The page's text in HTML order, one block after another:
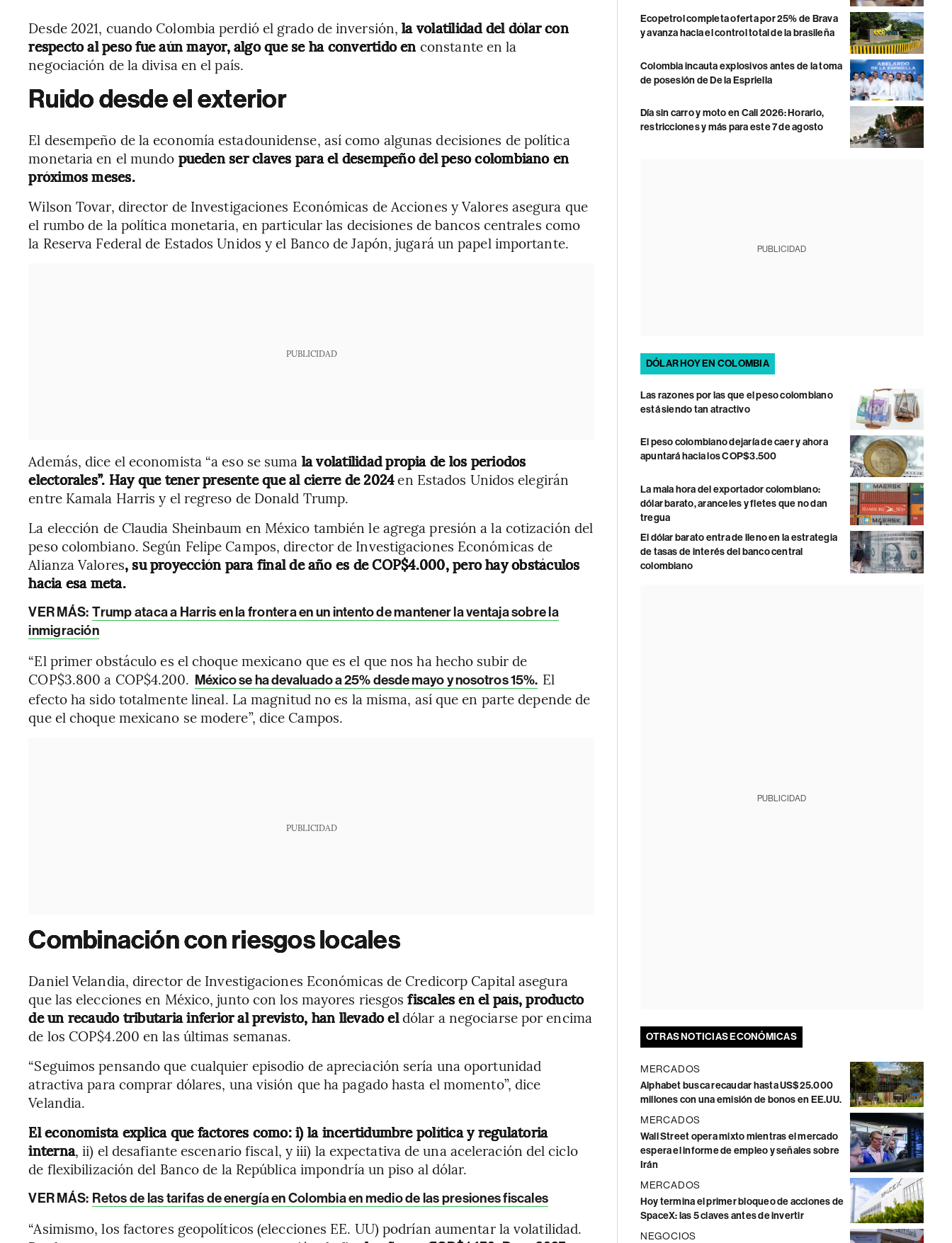
Desde 2021, cuando Colombia perdió el grado de inversión, la volatilidad del dólar con
respecto al peso fue aún mayor, algo que se ha convertido en constante en la
negociación de la divisa en el país.
Ruido desde el exterior
El desempeño de la economía estadounidense, así como algunas decisiones de política
monetaria en el mundo pueden ser claves para el desempeño del peso colombiano en
próximos meses.
Wilson Tovar, director de Investigaciones Económicas de Acciones y Valores asegura que
el rumbo de la política monetaria, en particular las decisiones de bancos centrales como
la Reserva Federal de Estados Unidos y el Banco de Japón, jugará un papel importante.
PUBLICIDAD
Además, dice el economista “a eso se suma la volatilidad propia de los periodos
electorales”. Hay que tener presente que al cierre de 2024en Estados Unidos elegirán
entre Kamala Harris y el regreso de Donald Trump.
La elección de Claudia Sheinbaum en México también le agrega presión a la cotización del
peso colombiano. Según Felipe Campos, director de Investigaciones Económicas de
Alianza Valores, su proyección para final de año es de COP$4.000, pero hay obstáculos
hacia esa meta.
VER MÁS: Trump ataca a Harris en la frontera en un intento de mantener la ventaja sobre la
inmigración
“El primer obstáculo es el choque mexicano que es el que nos ha hecho subir de
COP$3.800 a COP$4.200. México se ha devaluado a 25% desde mayo y nosotros 15%. El
efecto ha sido totalmente lineal. La magnitud no es la misma, así que en parte depende de
que el choque mexicano se modere”, dice Campos.
PUBLICIDAD
Combinación con riesgos locales
Daniel Velandia, director de Investigaciones Económicas de Credicorp Capital asegura
que las elecciones en México, junto con los mayores riesgosfiscales en el país, producto
de un recaudo tributaria inferior al previsto, han llevado eldólar a negociarse por encima
de los COP$4.200 en las últimas semanas.
“Seguimos pensando que cualquier episodio de apreciación sería una oportunidad
atractiva para comprar dólares, una visión que ha pagado hasta el momento”, dice
Velandia.
El economista explica que factores como: i) la incertidumbre política y regulatoria
interna, ii) el desafiante escenario fiscal, y iii) la expectativa de una aceleración del ciclo
de flexibilización del Banco de la República impondría un piso al dólar.
VER MÁS: Retos de las tarifas de energía en Colombia en medio de las presiones fiscales
“Asimismo, los factores geopolíticos (elecciones EE. UU) podrían aumentar la volatilidad.
Ecopetrol completa oferta por 25% de Brava
y avanza hacia el control total de la brasileña
Colombia incauta explosivos antes de la toma
de posesión de De la Espriella
Día sin carro y moto en Cali 2026: Horario,
restricciones y más para este 7 de agosto
PUBLICIDAD
DÓLAR HOY EN COLOMBIA
Las razones por las que el peso colombiano
está siendo tan atractivo
El peso colombiano dejaría de caer y ahora
apuntará hacia los COP$3.500
La mala hora del exportador colombiano:
dólar barato, aranceles y fletes que no dan
tregua
El dólar barato entra de lleno en la estrategia
de tasas de interés del banco central
colombiano
PUBLICIDAD
OTRAS NOTICIAS ECONÓMICAS
MERCADOS
Alphabet busca recaudar hasta US$25.000
millones con una emisión de bonos en EE.UU.
MERCADOS
Wall Street opera mixto mientras el mercado
espera el informe de empleo y señales sobre
Irán
MERCADOS
Hoy termina el primer bloqueo de acciones de
SpaceX: las 5 claves antes de invertir
NEGOCIOS